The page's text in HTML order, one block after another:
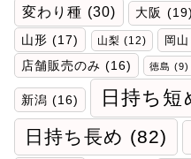
変わり種 (30) 大阪 (19)
山形 (17) 山梨 (12) 岡山
店舗販売のみ (16) 徳島 (9)
新潟 (16) 日持ち短
日持ち長め (82)